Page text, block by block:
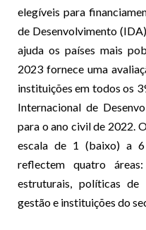
elegíveis para
de Desenvolvimento
ajuda os países mais
2023 fornece uma
instituições em todos os
Internacional de
para o ano civil de 2022.
escala de 1 (baixo) a
reflectem quatro
estruturais, políticas de
gestão e instituições do